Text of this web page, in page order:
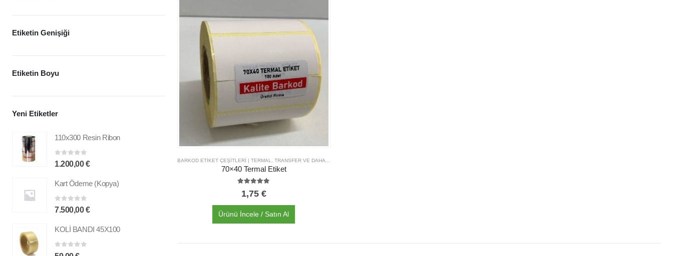
70×40 Termal Etiket
1,75 €
Ürünü İncele / Satın Al
Etiketin Genişiği
Etiketin Boyu
Yeni Etiketler
110x300 Resin Ribon
0 out of 5
1.200,00€
Kart Ödeme (Kopya)
0out of 5
7.500,00€
KOLİ BANDI 45X100
0out of 5